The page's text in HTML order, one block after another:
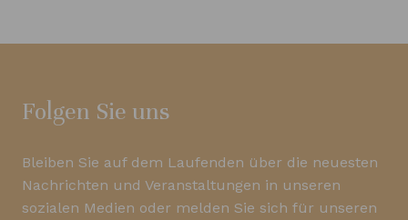
Folgen Sie uns
Bleiben Sie auf dem Laufenden über die neuesten
Nachrichten und Veranstaltungen in unseren
sozialen Medien oder melden Sie sich für unseren